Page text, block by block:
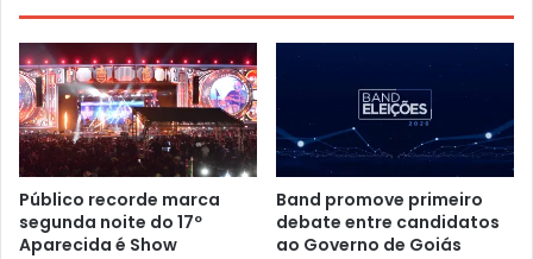
Público recorde marca
segunda noite do 17º
Aparecida é Show
Band promove primeiro
debate entre candidatos
ao Governo de Goiás